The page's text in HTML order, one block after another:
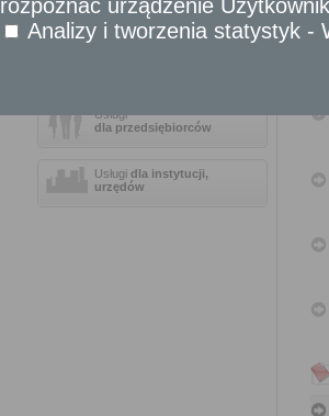
Sprawy komunikacyjne
Sprawy obywatelskie
Usługi
dla przedsiębiorców
Usługi dla instytucji,
urzędów
rozpoznać urządzenie
Analizy i tworzenia statystyk -